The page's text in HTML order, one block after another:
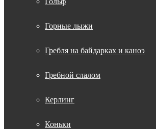
Горные лыжи
Гребля на байдарках и каноэ
Гребной слалом
Керлинг
Коньки